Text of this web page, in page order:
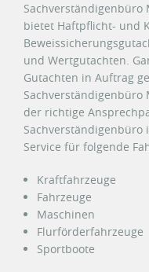
Sachverständigenbüro
bietet Haftpflicht- und
und Wertgutachten.
Gutachten in Auftrag
der richtige
Sachverständigenbüro
Service für folgende
Kraftfahrzeuge
Fahrzeuge
Maschinen
Flurförderfahrzeuge
Sportboote